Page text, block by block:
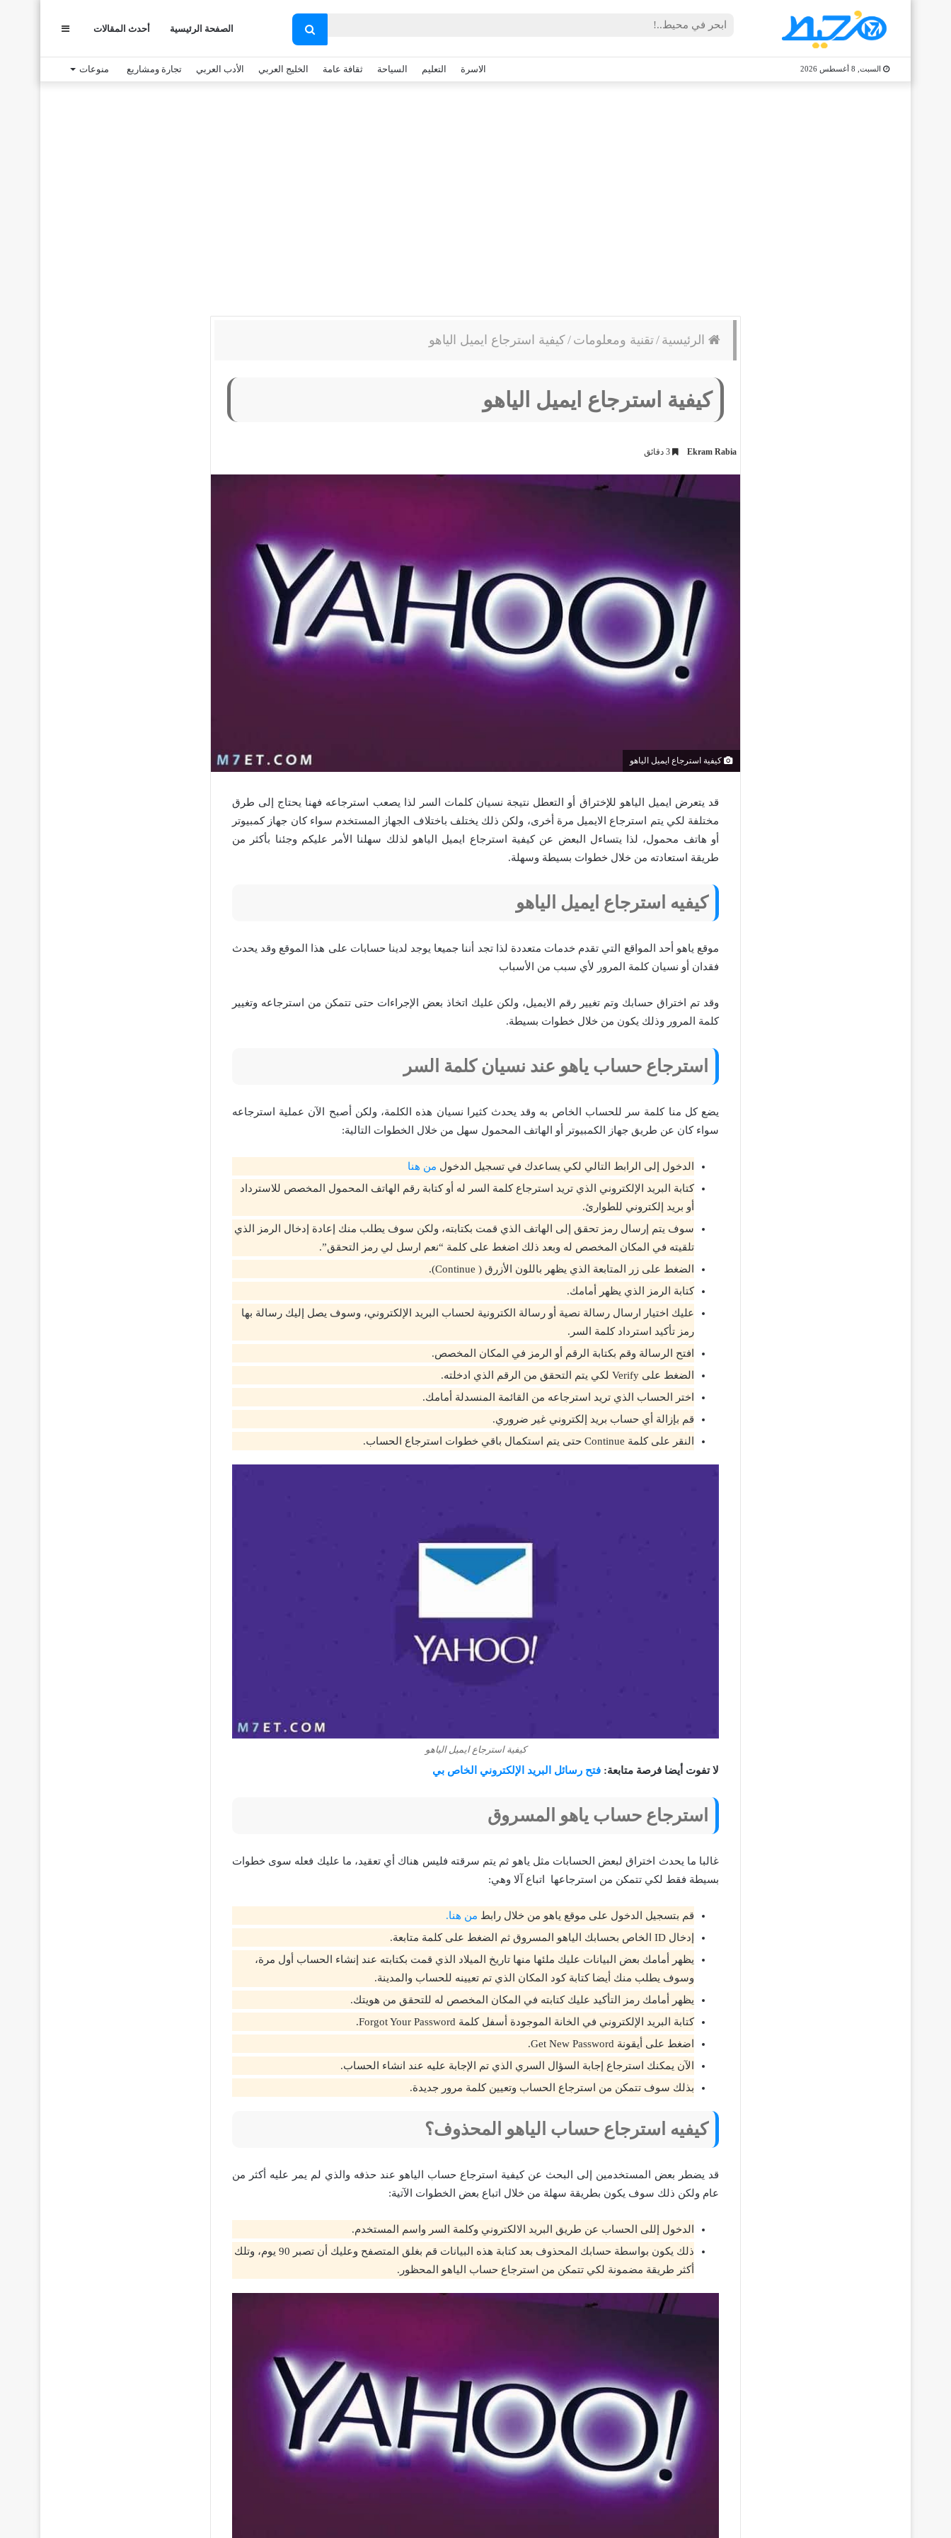
بحث
عن
الصفحة الرئيسية أحدث المقالات
السبت, 8 أغسطس 2026 الاسرة التعليم السياحة ثقافة عامة الخليج العربي الأدب العربي تجارة ومشاريع منوعات
الرئيسية /تقنية ومعلومات /كيفية استرجاع ايميل الياهو
كيفية استرجاع ايميل الياهو
Ekram Rabia
كيفية استرجاع ايميل الياهو
قد يتعرض ايميل الياهو للإختراق أو التعطل نتيجة نسيان كلمات السر لذا يصعب استرجاعه فهنا يحتاج إلى طرق
مختلفة لكي يتم استرجاع الايميل مرة أخرى، ولكن ذلك يختلف باختلاف الجهاز المستخدم سواء كان جهاز كمبيوتر
أو هاتف محمول، لذا يتساءل البعض عن كيفية استرجاع ايميل الياهو لذلك سهلنا الأمر عليكم وجئنا بأكثر من
طريقة استعادته من خلال خطوات بسيطة وسهلة.
كيفيه استرجاع ايميل الياهو
موقع ياهو أحد المواقع التي تقدم خدمات متعددة لذا تجد أننا جميعا يوجد لدينا حسابات على هذا الموقع وقد يحدث
فقدان أو نسيان كلمة المرور لأي سبب من الأسباب
وقد تم اختراق حسابك وتم تغيير رقم الايميل، ولكن عليك اتخاذ بعض الإجراءات حتى تتمكن من استرجاعه وتغيير
كلمة المرور وذلك يكون من خلال خطوات بسيطة.
استرجاع حساب ياهو عند نسيان كلمة السر
يضع كل منا كلمة سر للحساب الخاص به وقد يحدث كثيرا نسيان هذه الكلمة، ولكن أصبح الآن عملية استرجاعه
سواء كان عن طريق جهاز الكمبيوتر أو الهاتف المحمول سهل من خلال الخطوات التالية:
الدخول إلى الرابط التالي لكي يساعدك في تسجيل الدخول من هنا
كتابة البريد الإلكتروني الذي تريد استرجاع كلمة السر له أو كتابة رقم الهاتف المحمول المخصص للاسترداد
أو بريد إلكتروني للطوارئ.
سوف يتم إرسال رمز تحقق إلى الهاتف الذي قمت بكتابته، ولكن سوف يطلب منك إعادة إدخال الرمز الذي
تلقيته في المكان المخصص له وبعد ذلك اضغط على كلمة “نعم ارسل لي رمز التحقق”.
الضغط على زر المتابعة الذي يظهر باللون الأزرق ( Continue).
كتابة الرمز الذي يظهر أمامك.
عليك اختيار ارسال رسالة نصية أو رسالة الكترونية لحساب البريد الإلكتروني، وسوف يصل إليك رسالة بها
رمز تأكيد استرداد كلمة السر.
افتح الرسالة وقم بكتابة الرقم أو الرمز في المكان المخصص.
الضغط على Verify لكي يتم التحقق من الرقم الذي ادخلته.
اختر الحساب الذي تريد استرجاعه من القائمة المنسدلة أمامك.
قم بإزالة أي حساب بريد إلكتروني غير ضروري.
النقر على كلمة Continue حتى يتم استكمال باقي خطوات استرجاع الحساب.
كيفية استرجاع ايميل الياهو
لا تفوت أيضا فرصة متابعة: فتح رسائل البريد الإلكتروني الخاص بي
استرجاع حساب ياهو المسروق
غالبا ما يحدث اختراق لبعض الحسابات مثل ياهو ثم يتم سرقته فليس هناك أي تعقيد، ما عليك فعله سوى خطوات
بسيطة فقط لكي تتمكن من استرجاعها اتباع آلا وهي:
قم بتسجيل الدخول على موقع ياهو من خلال رابط من هنا.
إدخال ID الخاص بحسابك الياهو المسروق ثم الضغط على كلمة متابعة.
يظهر أمامك بعض البيانات عليك ملئها منها تاريخ الميلاد الذي قمت بكتابته عند إنشاء الحساب أول مرة،
وسوف يطلب منك أيضا كتابة كود المكان الذي تم تعيينه للحساب والمدينة.
يظهر أمامك رمز التأكيد عليك كتابته في المكان المخصص له للتحقق من هويتك.
كتابة البريد الإلكتروني في الخانة الموجودة أسفل كلمة Forgot Your Password.
اضغط على أيقونة Get New Password.
الآن يمكنك استرجاع إجابة السؤال السري الذي تم الإجابة عليه عند انشاء الحساب.
بذلك سوف تتمكن من استرجاع الحساب وتعيين كلمة مرور جديدة.
كيفيه استرجاع حساب الياهو المحذوف؟
قد يضطر بعض المستخدمين إلى البحث عن كيفية استرجاع حساب الياهو عند حذفه والذي لم يمر عليه أكثر من
عام ولكن ذلك سوف يكون بطريقة سهلة من خلال اتباع بعض الخطوات الآتية:
الدخول إللى الحساب عن طريق البريد الالكتروني وكلمة السر واسم المستخدم.
ذلك يكون بواسطة حسابك المحذوف بعد كتابة هذه البيانات قم بغلق المتصفح وعليك أن تصبر 90 يوم، وتلك
أكثر طريقة مضمونة لكي تتمكن من استرجاع حساب الياهو المحظور.